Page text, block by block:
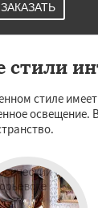
ЗАКАЗАТЬ
стиле
освещение.